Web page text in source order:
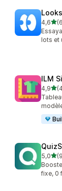
4,6
6 avis
lots et
ILM
4,9
42
5,0
9 avis
fixe, 0